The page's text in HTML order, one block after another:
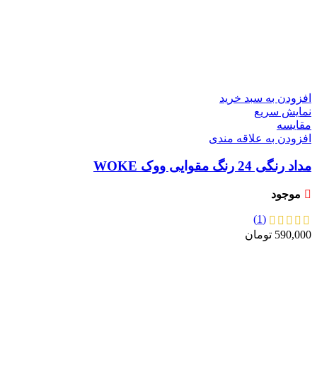
افزودن به سبد خرید
نمایش سریع
مقايسه
افزودن به علاقه مندی
مداد رنگی 24 رنگ مقوایی ووک WOKE
موجود
(1)
590,000 تومان